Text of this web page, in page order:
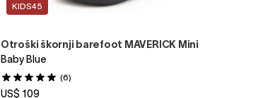
KIDS45
Otroški škornji barefoot MAVERICK Mini
Baby Blue
(6)
US$ 109